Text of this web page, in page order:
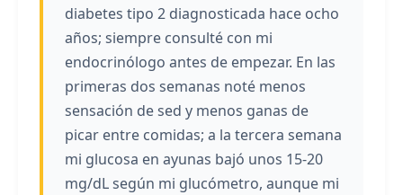
diabetes tipo 2 diagnosticada hace ocho
años; siempre consulté con mi
endocrinólogo antes de empezar. En las
primeras dos semanas noté menos
sensación de sed y menos ganas de
picar entre comidas; a la tercera semana
mi glucosa en ayunas bajó unos 15-20
mg/dL según mi glucómetro, aunque mi